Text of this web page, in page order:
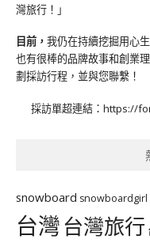
灣旅行！」
目前， 我仍在持續挖掘用心
也有很棒的品牌故事和創業
劃採訪行程，並與您聯繫！
採訪單超連結： https://
snowboard snowboardgirl
台灣台灣旅行